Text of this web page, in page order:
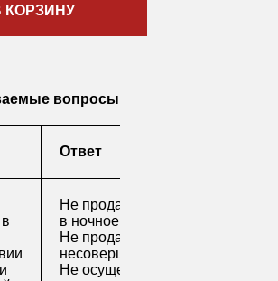
КОРЗИНУ
вопросы
Ответ
Не продаем алкоголь
в ночное время
Не продаем алкоголь
несовершеннолетним
Не осуществляем